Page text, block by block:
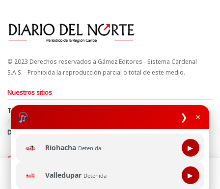
❯ ×
Riohacha Detenida ▶
Valledupar Detenida ▶
© 2023 Derechos reservados a Gámez Editores - Sistema Cardenal
S.A.S. - Prohibida la reproducción parcial o total de este medio.
Nuestros sitios
Términos y Condiciones
Derechos de Autor y Propiedad Intelectual
Política de uso de cookies
Política de Tratamiento de Datos
Directrices Editoriales
Síguenos
Esta página web usa cookie para mejorar tu experiencia de
navegación, al continuar aceptas nuestra política de uso de